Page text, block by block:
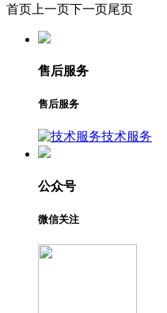
首页 上一页下一页尾页
售后服务
售后服务
技术服务
公众号
微信关注